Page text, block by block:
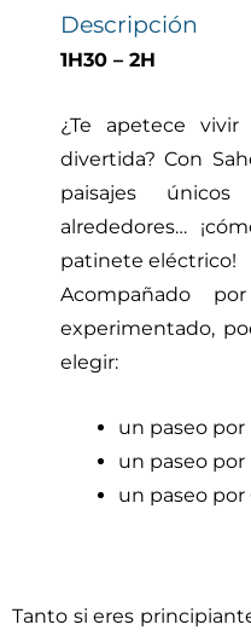
Descripción
1H30 – 2H
¿Te apetece
divertida? Con
paisajes
alrededores…
patinete eléctrico!
Acompañado
experimentado,
elegir:
un paseo por
un paseo por
un paseo por
Tanto si eres